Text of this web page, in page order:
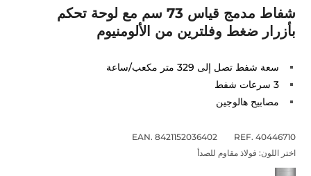
شفاط مدمج قياس 73 سم مع لوحة تحكم
بأزرار ضغط وفلترين من الألومنيوم
سعة شفط تصل إلى 329 متر مكعب/ساعة
3 سرعات شفط
مصابيح هالوجين
REF. 40446710
EAN. 8421152036402
اختر اللون: فولاذ مقاوم للصدأ